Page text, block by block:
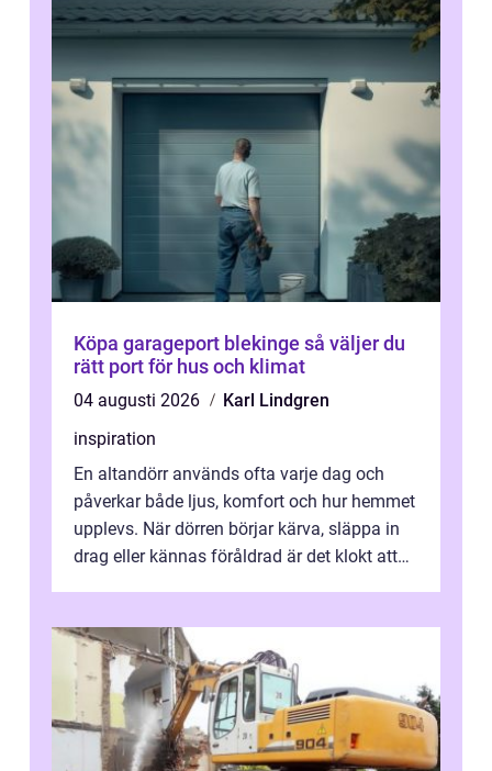
Köpa garageport blekinge så väljer du
rätt port för hus och klimat
04 augusti 2026
Karl Lindgren
inspiration
En altandörr används ofta varje dag och
påverkar både ljus, komfort och hur hemmet
upplevs. När dörren börjar kärva, släppa in
drag eller kännas föråldrad är det klokt att